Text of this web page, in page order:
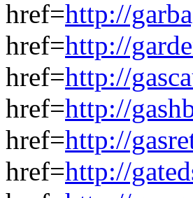
href=http://
href=http://
href=http://
href=http://
href=http://
href=http://